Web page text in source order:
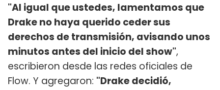
"Al igual que ustedes, lamentamos que
Drake no haya querido ceder sus
derechos de transmisión, avisando unos
minutos antes del inicio del show",
escribieron desde las redes oficiales de
Flow. Y agregaron: "Drake decidió,